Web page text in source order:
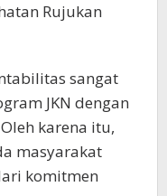
Rujukan
sangat
JKN dengan
karena itu,
masyarakat
komitmen